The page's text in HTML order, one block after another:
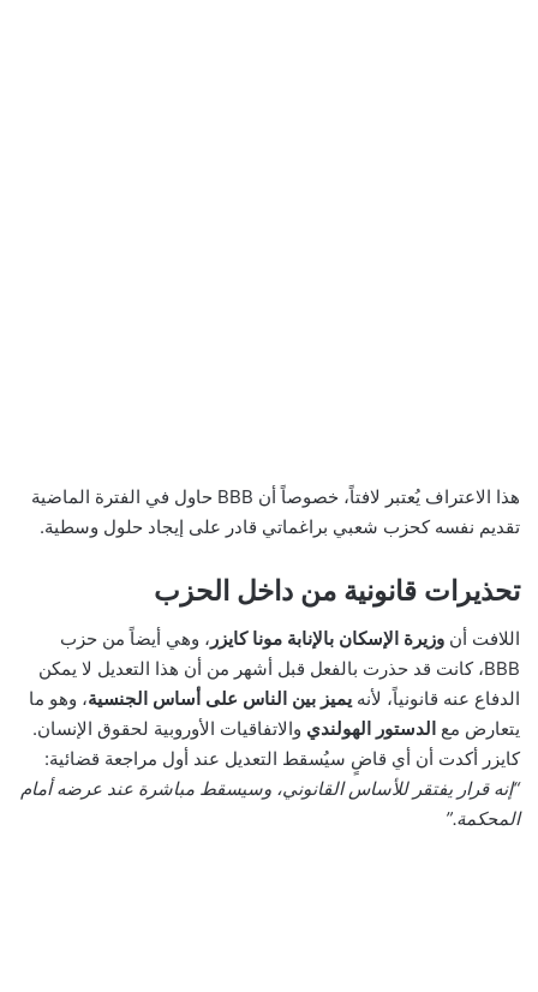
هذا الاعتراف يُعتبر لافتاً، خصوصاً أن BBB حاول في الفترة الماضية
تقديم نفسه كحزب شعبي براغماتي قادر على إيجاد حلول وسطية.
تحذيرات قانونية من داخل الحزب
اللافت أن وزيرة الإسكان بالإنابة مونا كايزر ، وهي أيضاً من حزب
BBB، كانت قد حذرت بالفعل قبل أشهر من أن هذا التعديل لا يمكن
الدفاع عنه قانونياً، لأنه يميز بين الناس على أساس الجنسية، وهو ما
يتعارض مع الدستور الهولندي والاتفاقيات الأوروبية لحقوق الإنسان.
كايزر أكدت أن أي قاضٍ سيُسقط التعديل عند أول مراجعة قضائية:
“إنه قرار يفتقر للأساس القانوني، وسيسقط مباشرة عند عرضه أمام
المحكمة.”